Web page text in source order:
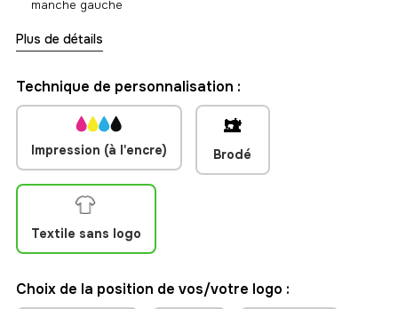
manche gauche
Confort optimal grâce à sa matière élastique
Plus de détails
Technique de personnalisation :
Impression (à l'encre) Brodé
Textile sans logo
Choix de la position de vos/votre logo :